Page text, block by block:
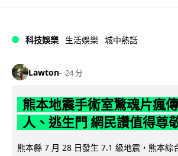
科技娛樂 生活娛樂 城中熱話
Lawton 24 分
熊本地震手術室驚魂片瘋
人、逃生門 網民讚值得尊
熊本縣 7 月 28 日發生 7.1 級地震，熊本綜